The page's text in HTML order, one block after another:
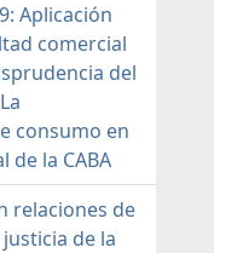
Aplicación
comercial
del
consumo en
de la CABA
relaciones de
de la